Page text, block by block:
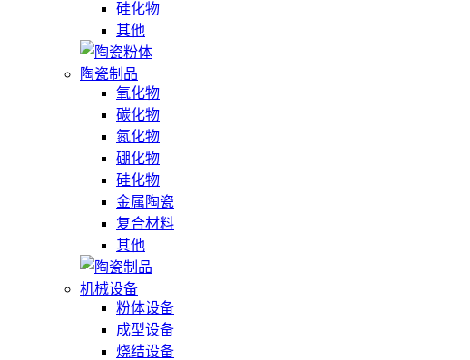
硅化物
其他
陶瓷制品
氧化物
碳化物
氮化物
硼化物
硅化物
金属陶瓷
复合材料
其他
机械设备
粉体设备
成型设备
烧结设备